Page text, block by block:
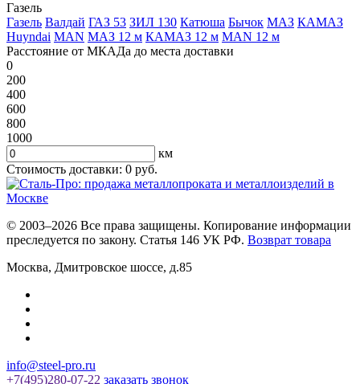
Газель
Газель Валдай ГАЗ 53 ЗИЛ 130 Катюша Бычок МАЗ КАМАЗ
Huyndai MAN МАЗ 12 м КАМАЗ 12 м MAN 12 м
Расстояние от МКАДа до места доставки
0
200
400
600
800
1000
км
Стоимость доставки: 0 руб.
© 2003–2026 Все права защищены. Копирование информации
преследуется по закону. Статья 146 УК РФ. Возврат товара
Москва, Дмитровское шоссе, д.85
info@steel-pro.ru
+7(495)280-07-22 заказать звонок